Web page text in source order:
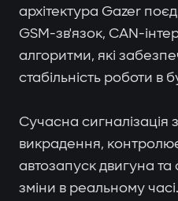
архітектура Gazer
GSM-зв'язок, CAN-
алгоритми, які
стабільність роботи в
Сучасна сигналізація
викрадення,
автозапуск двигуна
зміни в реальному